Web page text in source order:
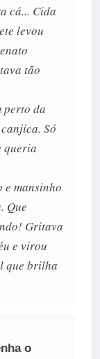
cá... Cida
levou
tão
da
Só
queria
mansinho
Que
Gritava
e virou
que brilha
o